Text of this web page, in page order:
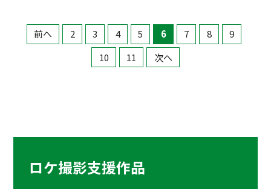
前へ 2 3 4 5 6 7 8
9
10
11 次へ
ロケ撮影支援作品